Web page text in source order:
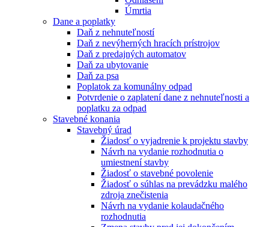
Úmrtia
Dane a poplatky
Daň z nehnuteľností
Daň z nevýherných hracích prístrojov
Daň z predajných automatov
Daň za ubytovanie
Daň za psa
Poplatok za komunálny odpad
Potvrdenie o zaplatení dane z nehnuteľnosti a
poplatku za odpad
Stavebné konania
Stavebný úrad
Žiadosť o vyjadrenie k projektu stavby
Návrh na vydanie rozhodnutia o
umiestnení stavby
Žiadosť o stavebné povolenie
Žiadosť o súhlas na prevádzku malého
zdroja znečistenia
Návrh na vydanie kolaudačného
rozhodnutia